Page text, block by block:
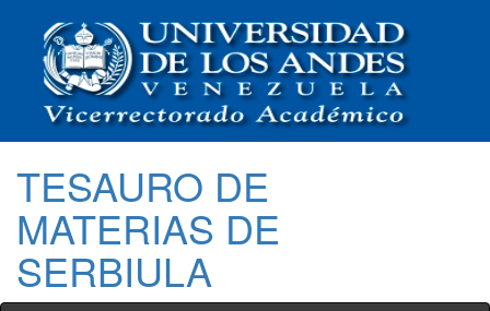
TESAURO DE
MATERIAS DE
SERBIULA